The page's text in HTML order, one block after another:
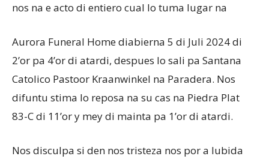
nos na e acto di entiero cual lo tuma lugar na
Aurora Funeral Home diabierna 5 di Juli 2024 di
2’or pa 4’or di atardi, despues lo sali pa Santana
Catolico Pastoor Kraanwinkel na Paradera. Nos
difuntu stima lo reposa na su cas na Piedra Plat
83-C di 11’or y mey di mainta pa 1’or di atardi.
Nos disculpa si den nos tristeza nos por a lubida